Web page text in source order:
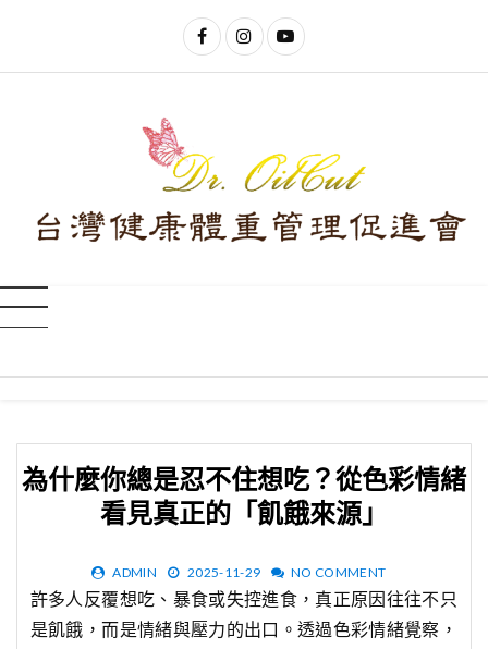
為什麼你總是忍不住想吃？從色彩情緒
看見真正的「飢餓來源」
ADMIN 2025-11-29 NO COMMENT
許多人反覆想吃、暴食或失控進食，真正原因往往不只
是飢餓，而是情緒與壓力的出口。透過色彩情緒覺察，